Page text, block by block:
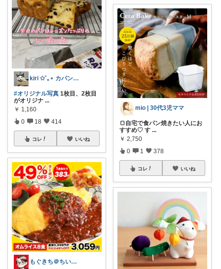
kiri ✩˚｡⋆ カバン屋さん✩˚｡⋆
#オリジナル写真 1枚目、2枚目
がオリジナ ...
￥ 1,160
0 18 414
コレ いいね
もぐきち＠ちい活など🎊購入感謝
mio | 30代3児ママ
🍞自宅で食パン焼きたい人にお
すすめ♡ す ...
￥ 2,750
0 1 378
コレ いいね